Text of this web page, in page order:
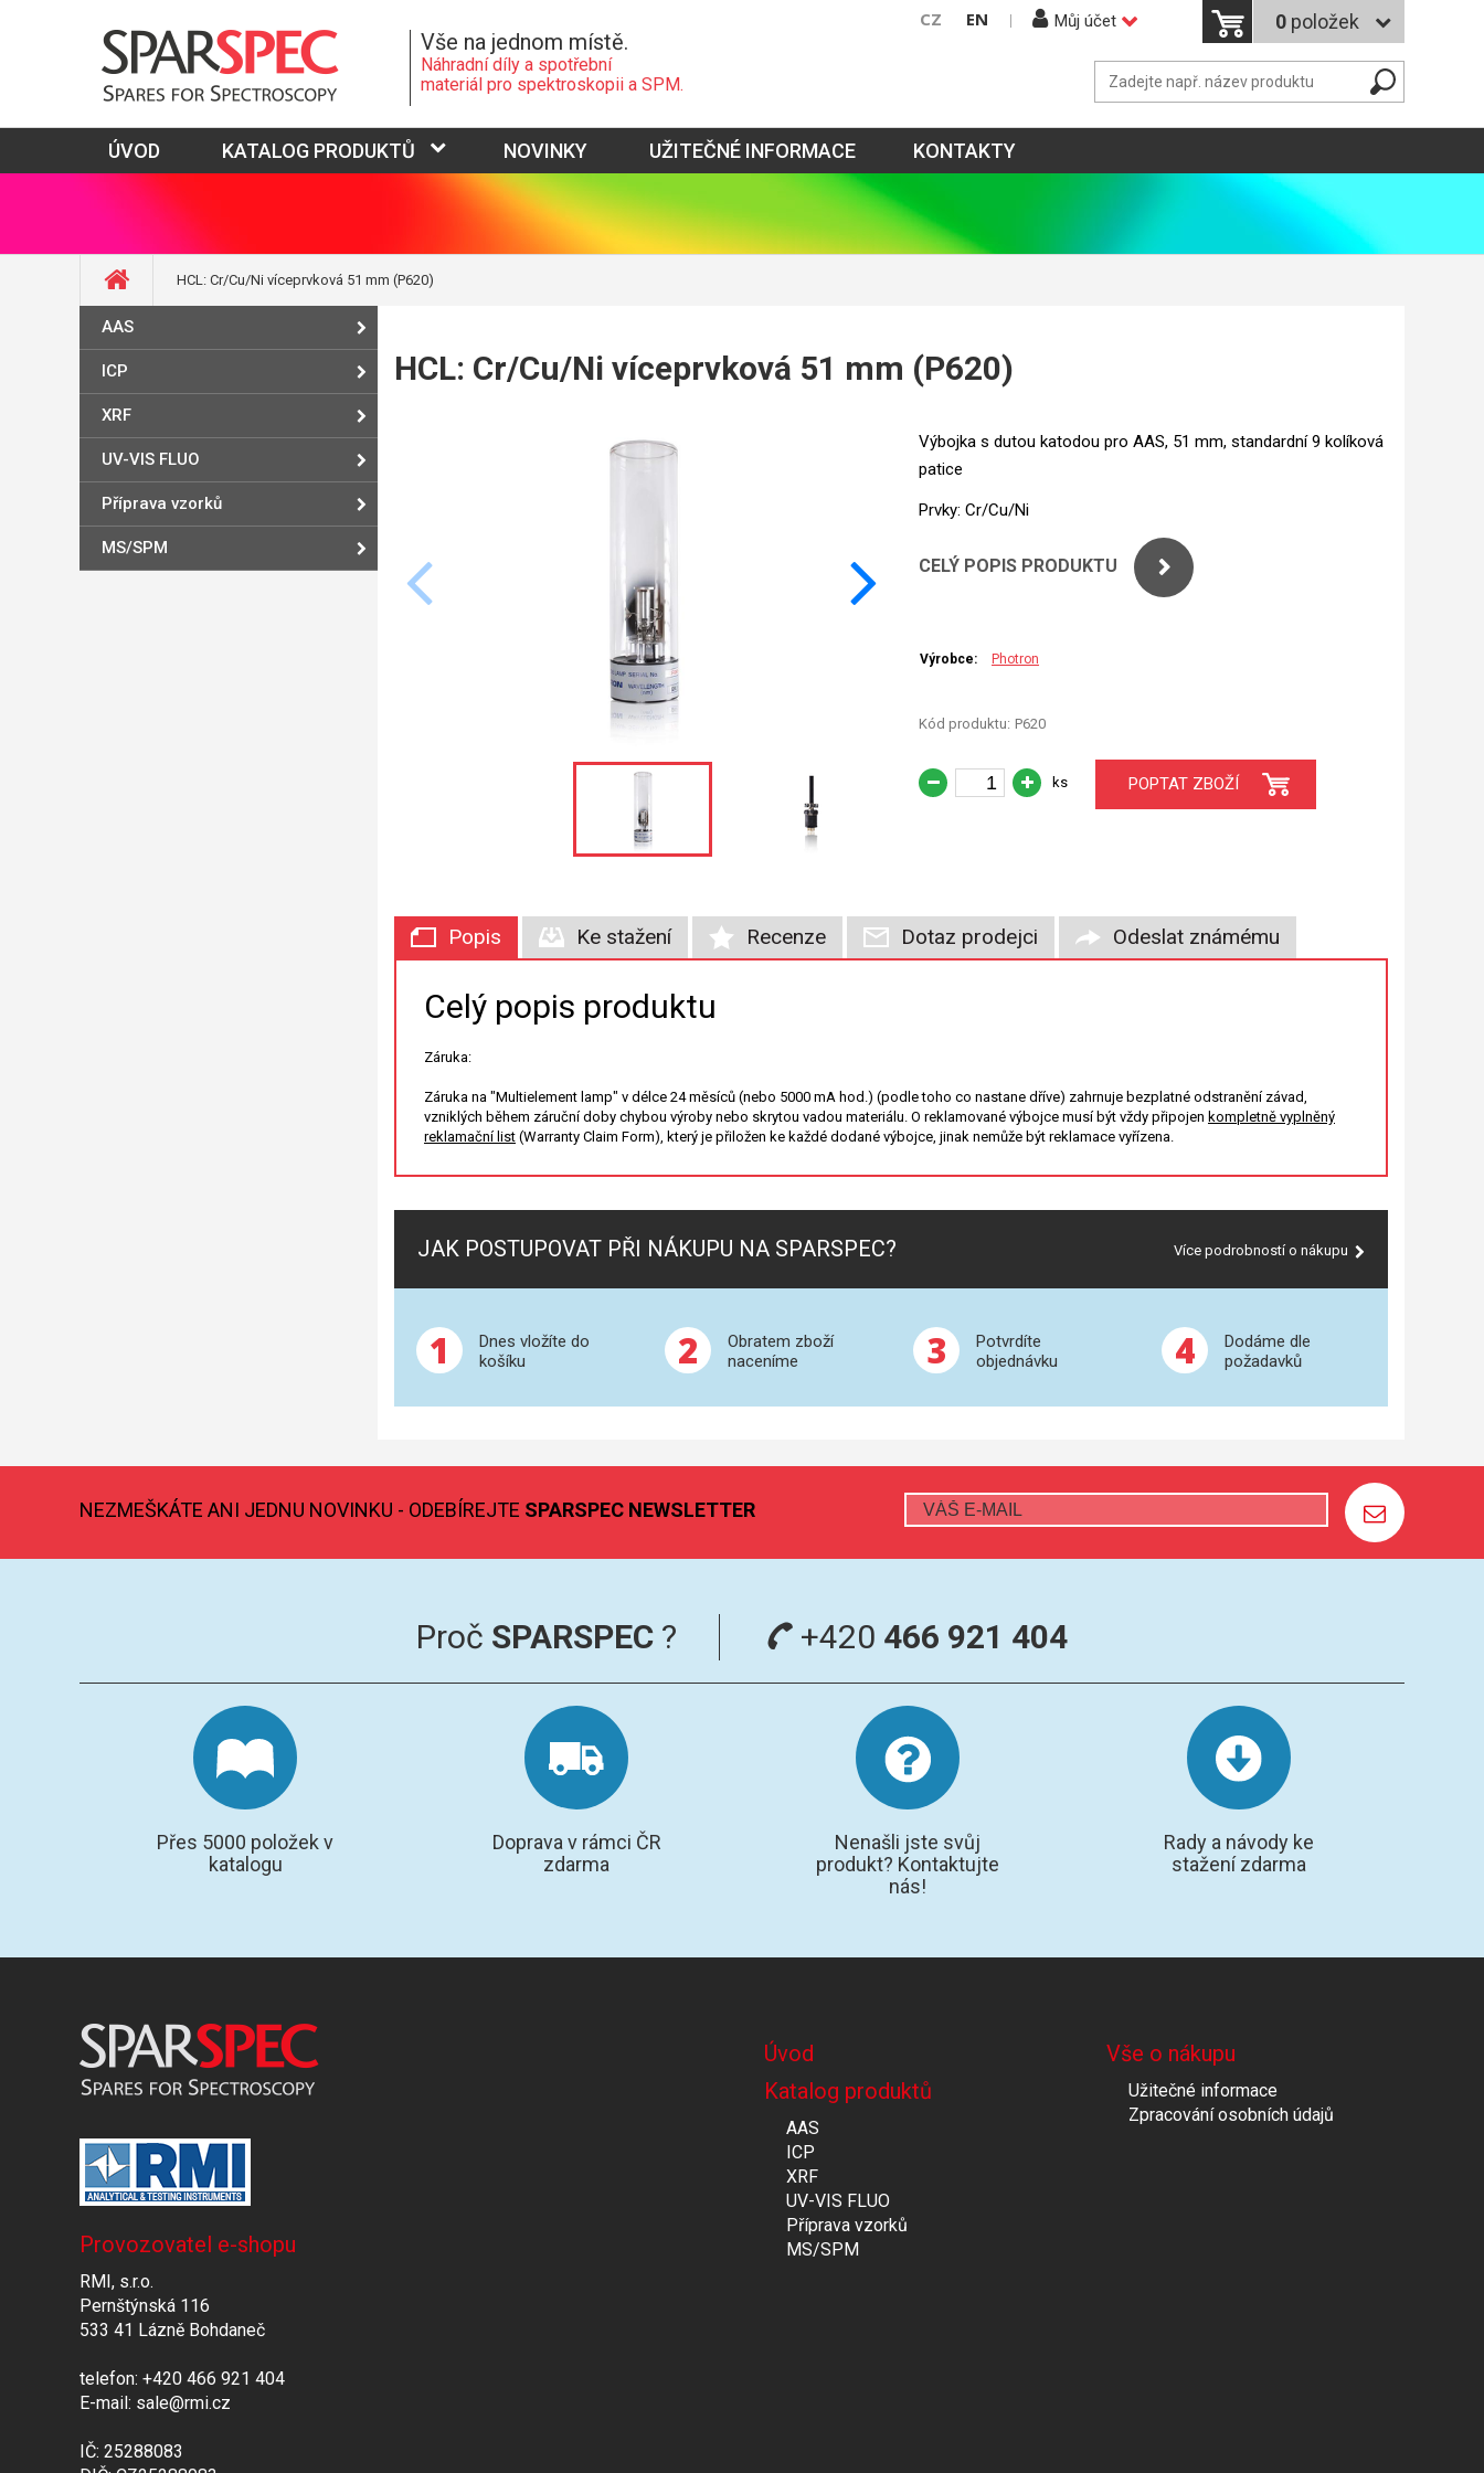
Vše na jednom místě.
Náhradní díly a spotřební
materiál pro spektroskopii a SPM.
CZ EN Můj účet 0 položek
ÚVOD KATALOG PRODUKTŮ NOVINKY UŽITEČNÉ INFORMACE KONTAKTY
HCL: Cr/Cu/Ni víceprvková 51 mm (P620)
AAS
ICP
XRF
UV-VIS FLUO
Příprava vzorků
MS/SPM
HCL: Cr/Cu/Ni víceprvková 51 mm (P620)
Výbojka s dutou katodou pro AAS, 51 mm, standardní 9 kolíková
patice
Prvky: Cr/Cu/Ni
CELÝ POPIS PRODUKTU
Výrobce: Photron
Kód produktu: P620
ks POPTAT ZBOŽÍ
Popis Ke stažení Recenze Dotaz prodejci Odeslat známému
Celý popis produktu
Záruka:
Záruka na "Multielement lamp" v délce 24 měsíců (nebo 5000 mA hod.) (podle toho co nastane dříve) zahrnuje bezplatné odstranění závad,
vzniklých během záruční doby chybou výroby nebo skrytou vadou materiálu. O reklamované výbojce musí být vždy připojen kompletně vyplněný
reklamační list (Warranty Claim Form), který je přiložen ke každé dodané výbojce, jinak nemůže být reklamace vyřízena.
JAK POSTUPOVAT PŘI NÁKUPU NA SPARSPEC? Více podrobností o nákupu
1
Dnes vložíte do
košíku
2
Obratem zboží
naceníme
3
Potvrdíte
objednávku
4
Dodáme dle
požadavků
NEZMEŠKÁTE ANI JEDNU NOVINKU - ODEBÍREJTE SPARSPEC NEWSLETTER
Proč SPARSPEC ? +420 466 921 404
Přes 5000 položek v
katalogu
Doprava v rámci ČR
zdarma
Nenašli jste svůj
produkt? Kontaktujte
nás!
Rady a návody ke
stažení zdarma
Provozovatel e-shopu
RMI, s.r.o.
Pernštýnská 116
533 41 Lázně Bohdaneč
telefon: +420 466 921 404
E-mail: sale@rmi.cz
IČ: 25288083
Úvod
Katalog produktů
AAS
ICP
XRF
UV-VIS FLUO
Příprava vzorků
MS/SPM
Vše o nákupu
Užitečné informace
Zpracování osobních údajů